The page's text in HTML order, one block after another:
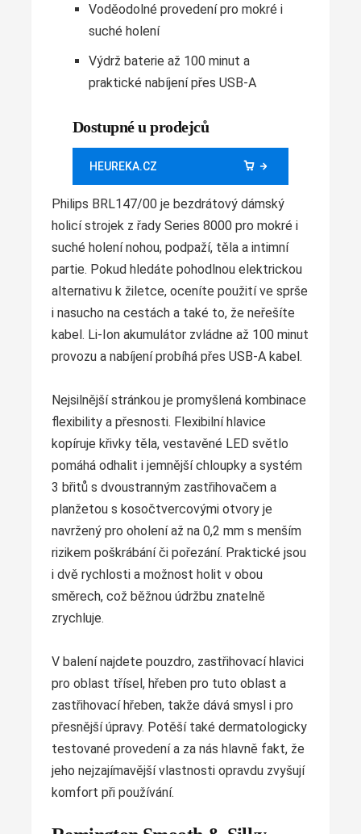
Voděodolné provedení pro mokré i
suché holení
Výdrž baterie až 100 minut a
praktické nabíjení přes USB-A
Dostupné u prodejců
HEUREKA.CZ
Philips BRL147/00 je bezdrátový dámský
holicí strojek z řady Series 8000 pro mokré i
suché holení nohou, podpaží, těla a intimní
partie. Pokud hledáte pohodlnou elektrickou
alternativu k žiletce, oceníte použití ve sprše
i nasucho na cestách a také to, že neřešíte
kabel. Li-Ion akumulátor zvládne až 100 minut
provozu a nabíjení probíhá přes USB-A kabel.
Nejsilnější stránkou je promyšlená kombinace
flexibility a přesnosti. Flexibilní hlavice
kopíruje křivky těla, vestavěné LED světlo
pomáhá odhalit i jemnější chloupky a systém
3 břitů s dvoustranným zastřihovačem a
planžetou s kosočtvercovými otvory je
navržený pro oholení až na 0,2 mm s menším
rizikem poškrábání či pořezání. Praktické jsou
i dvě rychlosti a možnost holit v obou
směrech, což běžnou údržbu znatelně
zrychluje.
V balení najdete pouzdro, zastřihovací hlavici
pro oblast třísel, hřeben pro tuto oblast a
zastřihovací hřeben, takže dává smysl i pro
přesnější úpravy. Potěší také dermatologicky
testované provedení a za nás hlavně fakt, že
jeho nejzajímavější vlastnosti opravdu zvyšují
komfort při používání.